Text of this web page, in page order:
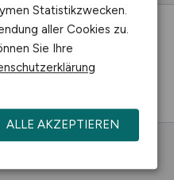
Statistikzwecken.
aller Cookies zu.
Sie Ihre
ALLE AKZEPTIEREN